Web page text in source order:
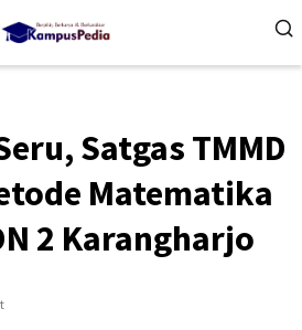
Satgas TMMD
Matematika
2 Karangharjo